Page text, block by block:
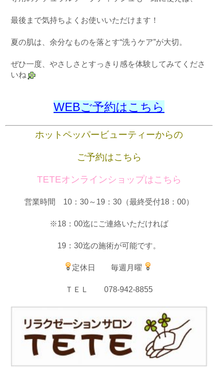
最後まで気持ちよくお使いいただけます！
夏の肌は、余分なものを落とす“洗うケア”が大切。
ぜひ一度、やさしさとすっきり感を体験してみてくださ
いね
WEBご予約はこちら
ホットペッパービューティーからの
ご予約はこちら
TETEオンラインショップはこちら
営業時間 10：30～19：30（最終受付18：00）
※18：00迄にご連絡いただければ
19：30迄の施術が可能です。
定休日 毎週月曜
ＴＥＬ 078-942-8855